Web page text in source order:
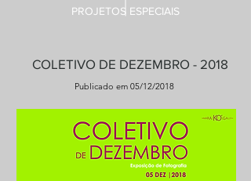
COLETIVO DE DEZEMBRO - 2018
Publicado em 05/12/2018
PROJETOS ESPECIAIS